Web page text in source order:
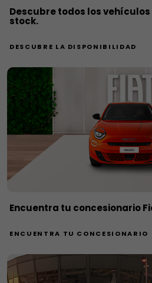
Descubre todos los
stock.
DESCUBRE LA DISPONIBILIDAD
Encuentra tu concesionario
ENCUENTRA TU CONCESIONARIO